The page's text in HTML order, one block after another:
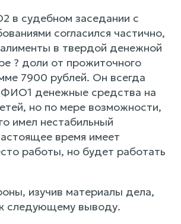
в судебном заседании с
согласился частично,
алименты в твердой денежной
? доли от прожиточного
7900 рублей. Он всегда
ФИО1 денежные средства на
но по мере возможности,
имел нестабильный
время имеет
работы, но будет работать
изучив материалы дела,
следующему выводу.